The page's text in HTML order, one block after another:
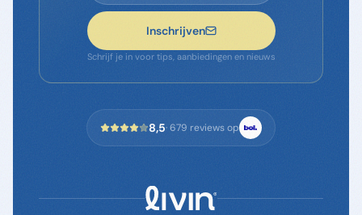
Inschrijven
Schrijf je in voor tips, aanbiedingen en nieuws
8,5·679 reviews op